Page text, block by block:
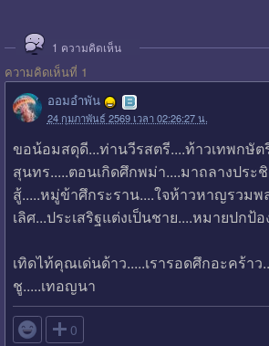
1 ความคิดเห็น
ความคิดเห็นที่ 1
ออมอำพัน
24 กุมภาพันธ์ 2569 เวลา 02:26:27 น.
ขอน้อมสดุดี...ท่านวีรสตรี....ท้าวเทพกษัต
สุนทร.....ตอนเกิดศึกพม่า....มาถลางประ
สู้.....หมู่ข้าศึกระราน....ใจห้าวหาญรวมพ
เลิศ...ประเสริฐแต่งเป็นชาย....หมายปกป้
เทิดไท้คุณเด่นด้าว.....เรารอดศึกอะคร้า
ชู.....เทอญนา
 0